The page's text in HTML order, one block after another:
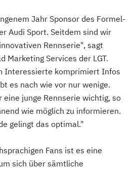
Jahr Sponsor des Formel-
Audi Sport. Seitdem sind wir
Rennserie", sagt
Marketing Services der LGT.
Interessierte komprimiert Infos
es nach wie vor nur wenige.
eine junge Rennserie wichtig, so
wie möglich zu informieren.
gelingt das optimal."
Fans ist es eine
sich über sämtliche